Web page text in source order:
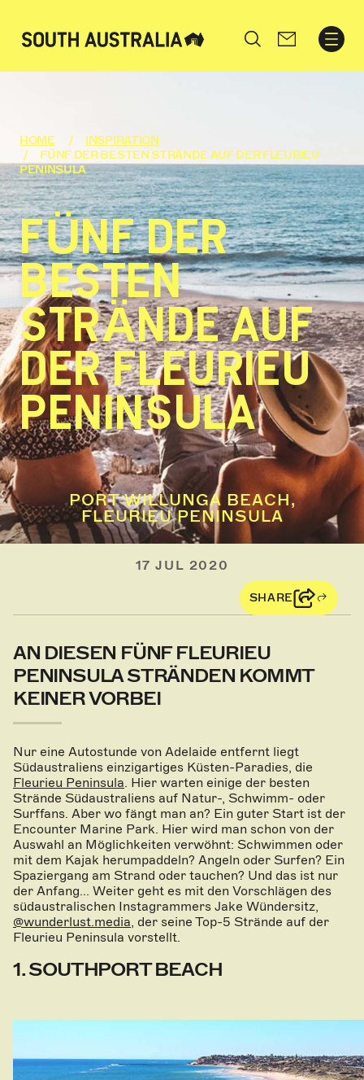
Search
HOME
INSPIRATION
FÜNF DER BESTEN STRÄNDE AUF DER FLEURIEU
PENINSULA
FÜNF DER
BESTEN
STRÄNDE AUF
DER FLEURIEU
PENINSULA
PORT WILLUNGA BEACH,
FLEURIEU PENINSULA
17 JUL 2020
SHARE
AN DIESEN FÜNF FLEURIEU
PENINSULA STRÄNDEN KOMMT
KEINER VORBEI
Nur eine Autostunde von Adelaide entfernt liegt
Südaustraliens einzigartiges Küsten-Paradies, die
Fleurieu Peninsula. Hier warten einige der besten
Strände Südaustraliens auf Natur-, Schwimm- oder
Surffans. Aber wo fängt man an? Ein guter Start ist der
Encounter Marine Park. Hier wird man schon von der
Auswahl an Möglichkeiten verwöhnt: Schwimmen oder
mit dem Kajak herumpaddeln? Angeln oder Surfen? Ein
Spaziergang am Strand oder tauchen? Und das ist nur
der Anfang... Weiter geht es mit den Vorschlägen des
südaustralischen Instagrammers Jake Wündersitz,
@wunderlust.media, der seine Top-5 Strände auf der
Fleurieu Peninsula vorstellt.
1. SOUTHPORT BEACH